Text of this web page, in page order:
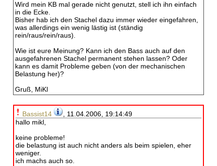
Wird mein KB mal gerade nicht genutzt, stell ich ihn einfach
in die Ecke.
Bisher hab ich den Stachel dazu immer wieder eingefahren,
was allerdings ein wenig lästig ist (ständig
rein/raus/rein/raus).
Wie ist eure Meinung? Kann ich den Bass auch auf den
ausgefahrenen Stachel permanent stehen lassen? Oder
kann es damit Probleme geben (von der mechanischen
Belastung her)?
Gruß, MiKl
Bassist14
, 11.04.2006, 19:14:49
hallo mikl,
keine probleme!
die belastung ist auch nicht anders als beim spielen, eher
weniger.
ich machs auch so.